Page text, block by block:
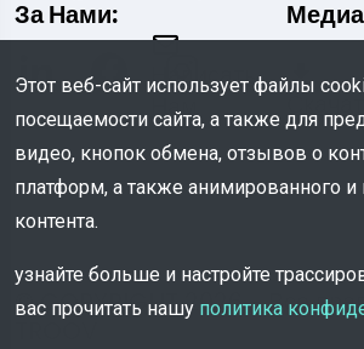
За Нами:
Написать
Нам
Медиа
© COPYRIGHT 2026 - Все
Этот веб-сайт использует файлы
посещаемости сайта, а также для
видео, кнопок обмена, отзывов о
платформ, а также анимированного и
контента.
узнайте больше и настройте
вас прочитать нашу политика